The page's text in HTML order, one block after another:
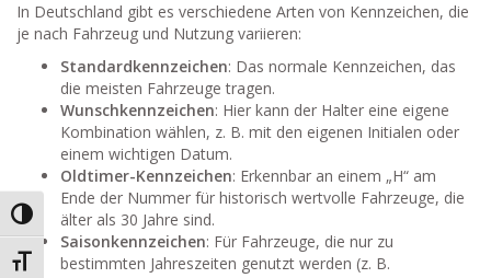
Umschalten auf hohe Kontraste
Schrift vergrößern
In Deutschland gibt es verschiedene Arten von Kennzeichen, die
je nach Fahrzeug und Nutzung variieren:
Standardkennzeichen: Das normale Kennzeichen, das
die meisten Fahrzeuge tragen.
Wunschkennzeichen: Hier kann der Halter eine eigene
Kombination wählen, z. B. mit den eigenen Initialen oder
einem wichtigen Datum.
Oldtimer-Kennzeichen: Erkennbar an einem „H“ am
Ende der Nummer für historisch wertvolle Fahrzeuge, die
älter als 30 Jahre sind.
Saisonkennzeichen: Für Fahrzeuge, die nur zu
bestimmten Jahreszeiten genutzt werden (z. B.